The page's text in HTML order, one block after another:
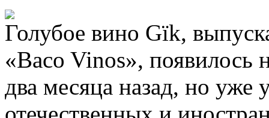
Голубое вино Gïk,
«Baco Vinos», появилось
два месяца назад, но уже